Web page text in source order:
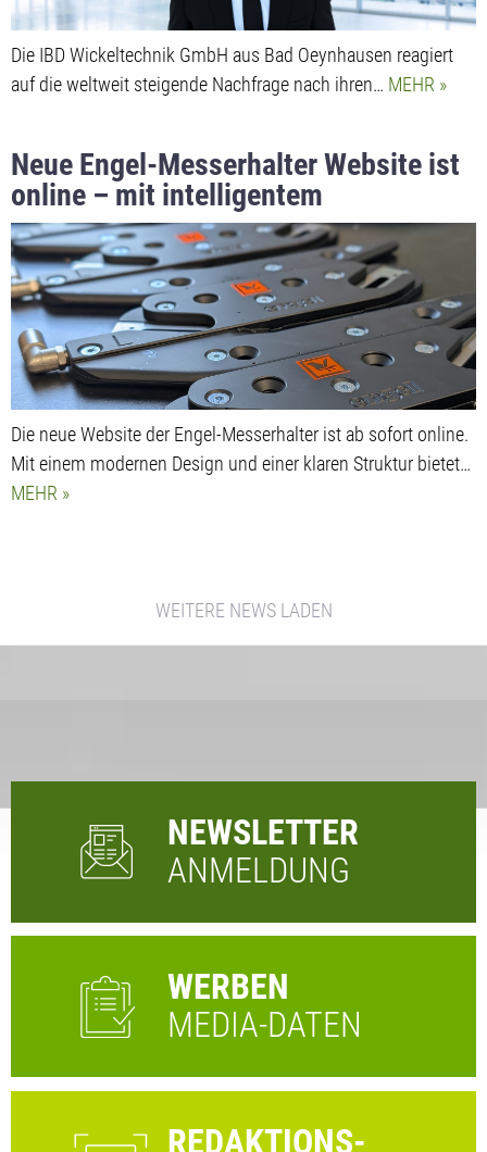
Die IBD Wickeltechnik GmbH aus Bad Oeynhausen reagiert
auf die weltweit steigende Nachfrage nach ihren… MEHR
Neue Engel-Messerhalter Website ist
online – mit intelligentem
Produktkonfigurator
Die neue Website der Engel-Messerhalter ist ab sofort online.
Mit einem modernen Design und einer klaren Struktur bietet…
MEHR
WEITERE NEWS LADEN
NEWSLETTER
ANMELDUNG
WERBEN
MEDIA-DATEN
REDAKTIONS-